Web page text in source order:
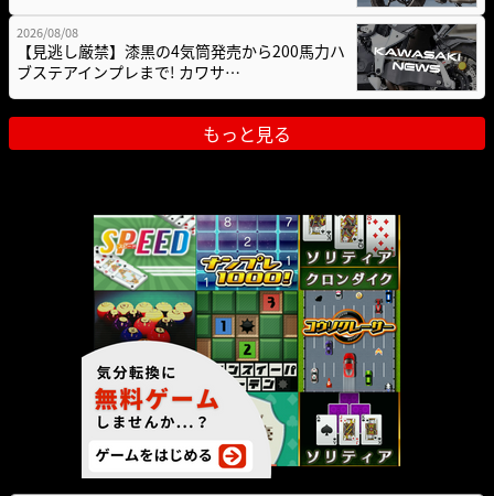
2026/08/08
【見逃し厳禁】漆黒の4気筒発売から200馬力ハ
ブステアインプレまで! カワサ…
もっと見る